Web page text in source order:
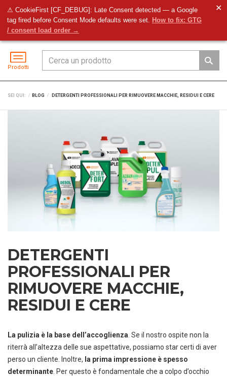
⚠ CookieFirst [CF_DEBUG]: Late Consent detected — a Google
tag fired before Consent Mode defaults were set. How to fix: GTG
/ consent load order →
✕
Prodotti
SEI QUI: BLOG DETERGENTI PROFESSIONALI PER RIMUOVERE MACCHIE, RESIDUI E CERE
DETERGENTI
PROFESSIONALI PER
RIMUOVERE MACCHIE,
RESIDUI E CERE
La pulizia è la base dell’accoglienza . Se il nostro ospite non la
riterrà all’altezza delle sue aspettative, possiamo star certi di aver
perso un cliente. Inoltre, la prima impressione è spesso
determinante . Per questo è fondamentale che a colpo d’occhio